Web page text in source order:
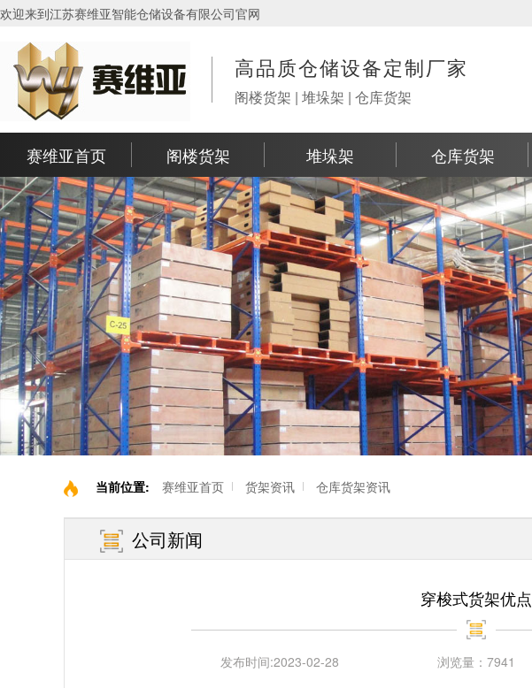
欢迎来到江苏赛维亚智能仓储设备有限公司官网
高品质仓储设备定制厂家
阁楼货架 | 堆垛架 | 仓库货架
赛维亚首页 阁楼货架 堆垛架 仓库货架
当前位置: 赛维亚首页 货架资讯 仓库货架资讯
公司新闻
穿梭式货架优点
发布时间:2023-02-28 浏览量： 7941